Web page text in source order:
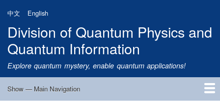
main
content
中文 English
Division of Quantum Physics and
Quantum Information
Explore quantum mystery, enable quantum applications!
Main
Show — Main Navigation